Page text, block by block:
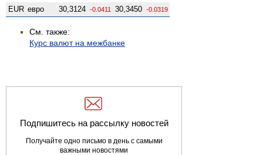
EUR евро 30,3124 -0.0411 30,3450 -0.0319
См. также:
Курс валют на межбанке
Подпишитесь на рассылку новостей
Получайте одно письмо в день с самыми
важными новостями